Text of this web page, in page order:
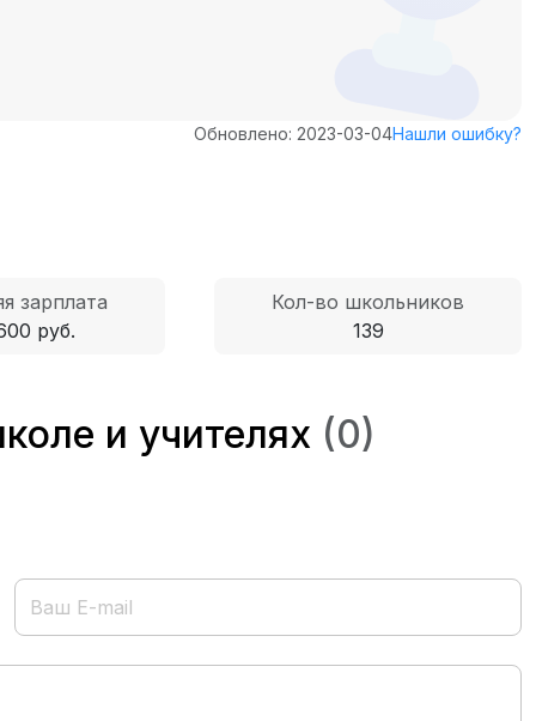
Обновлено: 2023-03-04Нашли ошибку?
зарплата
руб.
Кол-во школьников
139
и учителях (0)